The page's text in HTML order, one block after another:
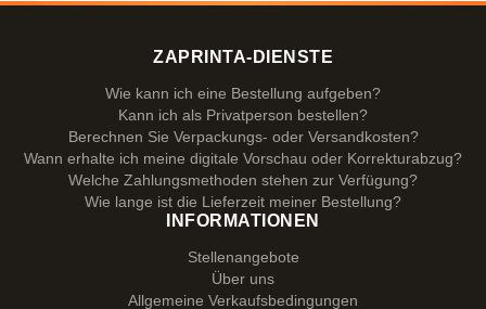
ZAPRINTA-DIENSTE
Wie kann ich eine Bestellung aufgeben?
Kann ich als Privatperson bestellen?
Berechnen Sie Verpackungs- oder Versandkosten?
Wann erhalte ich meine digitale Vorschau oder Korrekturabzug?
Welche Zahlungsmethoden stehen zur Verfügung?
Wie lange ist die Lieferzeit meiner Bestellung?
INFORMATIONEN
Stellenangebote
Über uns
Allgemeine Verkaufsbedingungen